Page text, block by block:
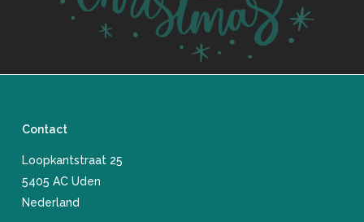
Contact
Loopkantstraat 25
​5405 AC Uden
Nederland